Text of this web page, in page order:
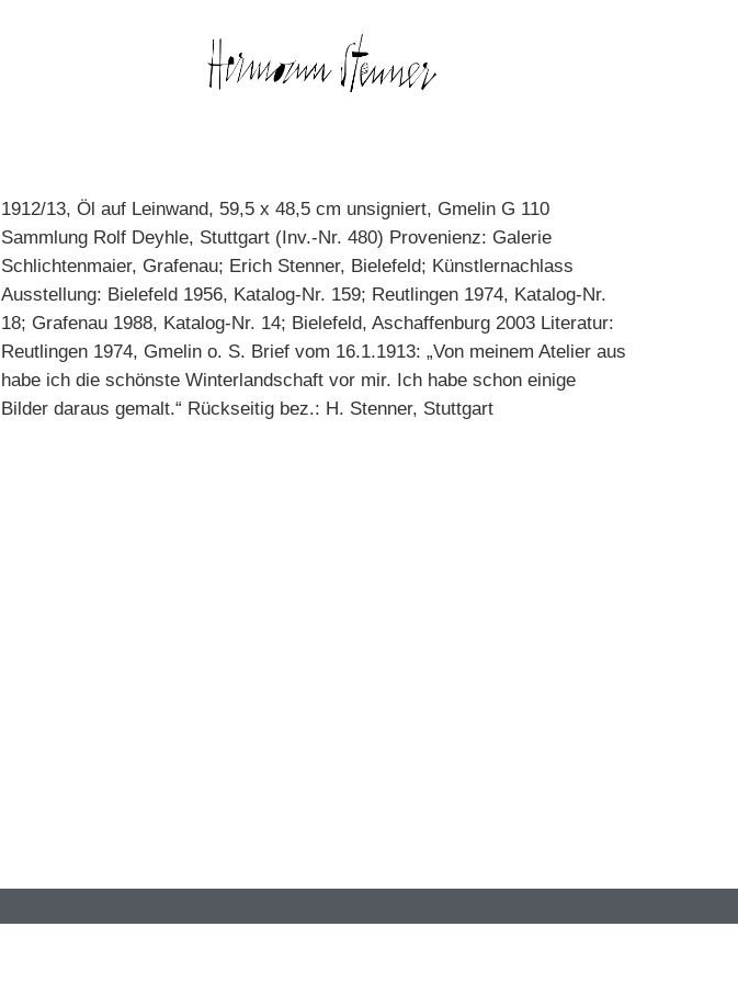
1912/13, Öl auf Leinwand, 59,5 x 48,5 cm unsigniert, Gmelin G 110
Sammlung Rolf Deyhle, Stuttgart (Inv.-Nr. 480) Provenienz: Galerie
Schlichtenmaier, Grafenau; Erich Stenner, Bielefeld; Künstlernachlass
Ausstellung: Bielefeld 1956, Katalog-Nr. 159; Reutlingen 1974, Katalog-Nr.
18; Grafenau 1988, Katalog-Nr. 14; Bielefeld, Aschaffenburg 2003 Literatur:
Reutlingen 1974, Gmelin o. S. Brief vom 16.1.1913: „Von meinem Atelier aus
habe ich die schönste Winterlandschaft vor mir. Ich habe schon einige
Bilder daraus gemalt.“ Rückseitig bez.: H. Stenner, Stuttgart